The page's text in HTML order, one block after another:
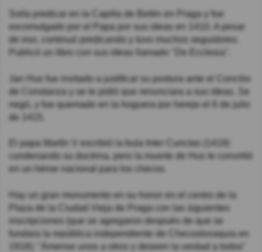
Solía predicar en la Capilla de Belén en Praga y fue
excomulgado por el Papa por sus ideas en 1410. A pesar
de eso, continuó predicando y tuvo muchos seguidores.
Publicó un libro con sus ideas llamado "De Ecclesia".
Jan Hus fue invitado a justificar su postura ante el Concilio
de Constanza y se le pidió que renunciara a sus ideas. Se
negó, y fue quemado en la hoguera por hereje el 6 de julio
de 1415.
El papa Martín V escribió la bula Inter Cunctas (1418)
condenando su doctrina, pero la muerte de Hus le convirtió
en un héroe nacional para los checos.
Hay un gran monumento en su honor en el centro de la
Plaza de la Ciudad Vieja de Praga con las siguientes
inscripciones (que se agregaron después de que se
fundara la república independiente de Checoslovaquia en
1918): "Ámense unos a otros y deseen la verdad a todos"